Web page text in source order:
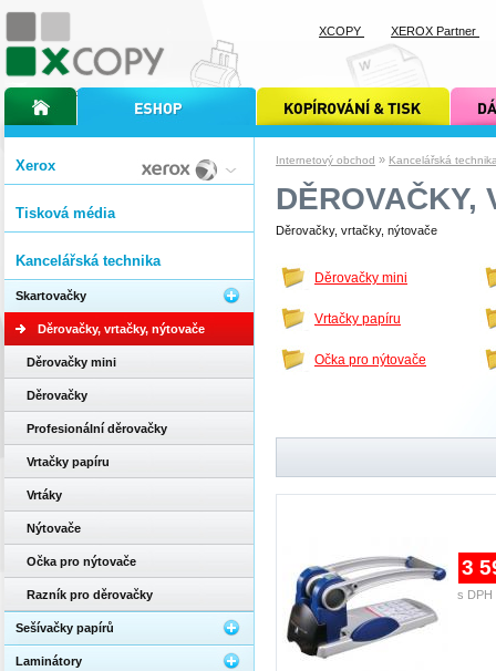
Internetový obchod » Kancelářská
DĚROVAČKY,
Děrovačky, vrtačky, nýtovače
Děrovačky mini
Vrtačky papíru
Očka pro nýtovače
3
s DPH
Xerox
Tisková média
Kancelářská technika
Skartovačky
Děrovačky, vrtačky, nýtovače
Děrovačky mini
Děrovačky
Profesionální děrovačky
Vrtačky papíru
Vrtáky
Nýtovače
Očka pro nýtovače
Razník pro děrovačky
Sešívačky papírů
Laminátory
úvodní stránka xcopyinternetový obchod xcopy kopírování a tisk xcopy dárkové
XCOPY XEROX Partner